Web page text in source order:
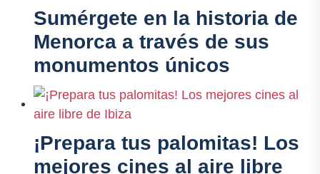
Sumérgete en la historia de
Menorca a través de sus
monumentos únicos
¡Prepara tus palomitas! Los
mejores cines al aire libre